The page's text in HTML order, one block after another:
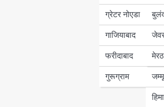
ग्रेटर नोएडा
गाजियाबाद
फरीदाबाद
गुरूग्राम
मेरठ